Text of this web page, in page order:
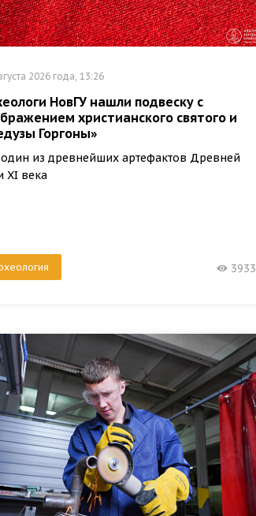
2026 года, 13:26
НовГУ нашли подвеску с
христианского святого и
Горгоны»
из древнейших артефактов Древней
XI века
3933